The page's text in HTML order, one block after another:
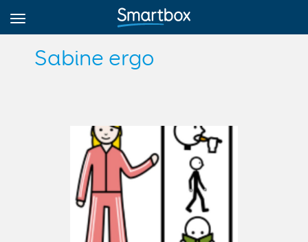
Anmeldung
Registrieren
Deutsch
Sabine ergo